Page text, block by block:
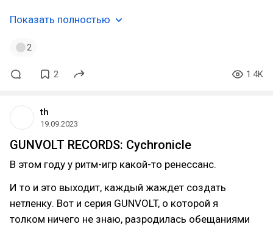
Показать полностью
2
2 1.4K
th
19.09.2023
GUNVOLT RECORDS: Cychronicle
В этом году у ритм-игр какой-то ренессанс.
И то и это выходит, каждый жаждет создать
нетленку. Вот и серия GUNVOLT, о которой я
толком ничего не знаю, разродилась обещаниями